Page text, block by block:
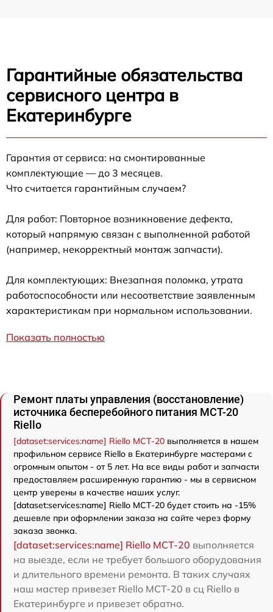
Гарантийные обязательства
сервисного центра в
Екатеринбурге
Гарантия от сервиса: на смонтированные
комплектующие — до 3 месяцев.
Что считается гарантийным случаем?
Для работ: Повторное возникновение дефекта,
который напрямую связан с выполненной работой
(например, некорректный монтаж запчасти).
Для комплектующих: Внезапная поломка, утрата
работоспособности или несоответствие заявленным
характеристикам при нормальном использовании.
Показать полностью
Ремонт платы управления (восстановление)
источника бесперебойного питания MCT-20
Riello
[dataset:services:name] Riello MCT-20 выполняется в нашем
профильном сервисе Riello в Екатеринбурге мастерами с
огромным опытом - от 5 лет. На все виды работ и запчасти
предоставляем расширенную гарантию - мы в сервисном
центр уверены в качестве наших услуг.
[dataset:services:name] Riello MCT-20 будет стоить на -15%
дешевле при оформлении заказа на сайте через форму
заказа звонка.
[dataset:services:name] Riello MCT-20 выполняется
на выезде, если не требует большого оборудования
и длительного времени ремонта. В таких случаях
наш мастер привезет Riello MCT-20 в сц Riello в
Екатеринбурге и привезет обратно.